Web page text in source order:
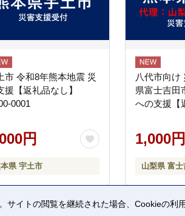
市 令和8年熊本地震 災
援【返礼品なし】
0001
円
県 宇土市
八代市向
県富士吉田
への支援【
1,000円
山梨県 富
イトの閲覧を継続された場合、Cookieの利